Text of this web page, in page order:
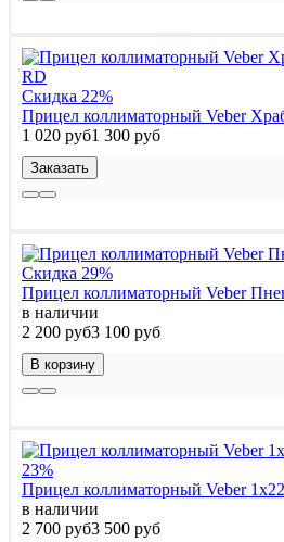
Скидка 22%
Прицел коллиматорный Veber
1 020 руб1 300 руб
Заказать
Скидка 29%
Прицел коллиматорный Veber
в наличии
2 200 руб3 100 руб
В корзину
23%
Прицел коллиматорный Veber
в наличии
2 700 руб3 500 руб